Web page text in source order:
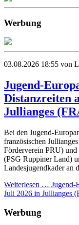
Werbung
03.08.2026 18:55 von
Jugend-
Distanzreiten
Jullianges
Bei den Jugend-
französischen
Förderverein PRU)
(PSG Ruppiner Land)
Landesjugendkader an
Weiterlesen … Jugend-
Juli 2026 in Jullianges
Werbung